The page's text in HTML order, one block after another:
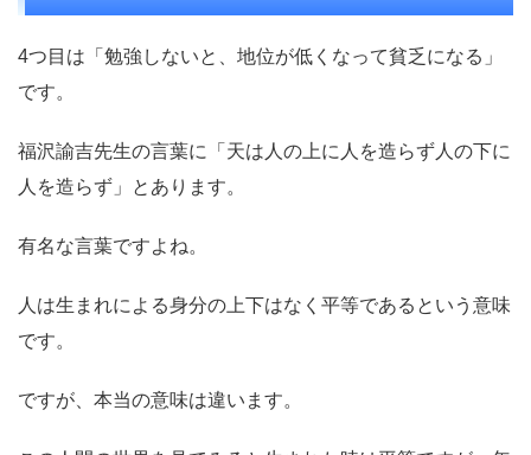
4つ目は「勉強しないと、地位が低くなって貧乏になる」
です。
福沢諭吉先生の言葉に「天は人の上に人を造らず人の下に
人を造らず」とあります。
有名な言葉ですよね。
人は生まれによる身分の上下はなく平等であるという意味
です。
ですが、本当の意味は違います。